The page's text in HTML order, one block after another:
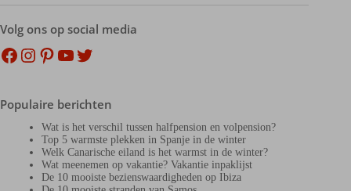
Volg ons op social media
Facebook
Instagram
Pinterest
YouTube
Twitter
Populaire berichten
Wat is het verschil tussen halfpension en volpension?
Top 5 warmste plekken in Spanje in de winter
Welk Canarische eiland is het warmst in de winter?
Wat meenemen op vakantie? Vakantie inpaklijst
De 10 mooiste bezienswaardigheden op Ibiza